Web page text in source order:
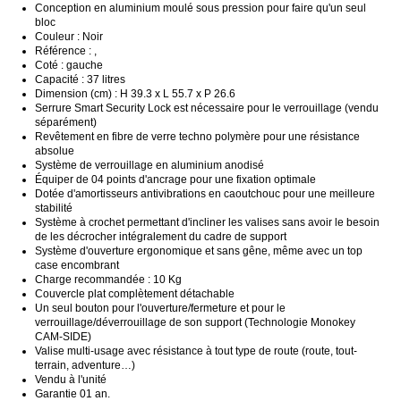
Conception en aluminium moulé sous pression pour faire qu'un seul
bloc
Couleur : Noir
Référence : ,
Coté : gauche
Capacité : 37 litres
Dimension (cm) : H 39.3 x L 55.7 x P 26.6
Serrure Smart Security Lock est nécessaire pour le verrouillage (vendu
séparément)
Revêtement en fibre de verre techno polymère pour une résistance
absolue
Système de verrouillage en aluminium anodisé
Équiper de 04 points d'ancrage pour une fixation optimale
Dotée d'amortisseurs antivibrations en caoutchouc pour une meilleure
stabilité
Système à crochet permettant d'incliner les valises sans avoir le besoin
de les décrocher intégralement du cadre de support
Système d'ouverture ergonomique et sans gêne, même avec un top
case encombrant
Charge recommandée : 10 Kg
Couvercle plat complètement détachable
Un seul bouton pour l'ouverture/fermeture et pour le
verrouillage/déverrouillage de son support (Technologie Monokey
CAM-SIDE)
Valise multi-usage avec résistance à tout type de route (route, tout-
terrain, adventure…)
Vendu à l'unité
Garantie 01 an.